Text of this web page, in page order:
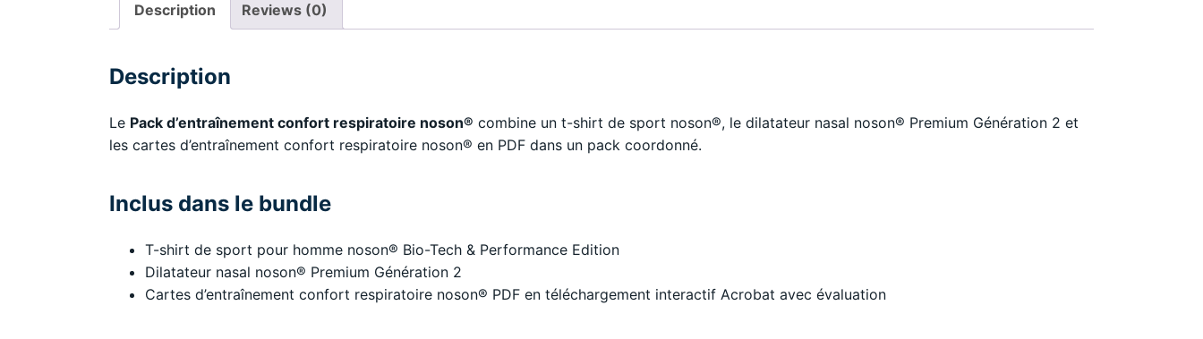
&
cartes
Description Reviews (0)
Description
Le Pack d’entraînement confort respiratoire noson® combine un t-shirt de sport noson®, le dilatateur nasal noson® Premium Génération 2 et
les cartes d’entraînement confort respiratoire noson® en PDF dans un pack coordonné.
Inclus dans le bundle
T-shirt de sport pour homme noson® Bio-Tech & Performance Edition
Dilatateur nasal noson® Premium Génération 2
Cartes d’entraînement confort respiratoire noson® PDF en téléchargement interactif Acrobat avec évaluation